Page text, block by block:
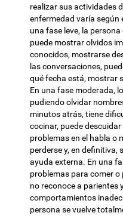
realizar sus actividades
enfermedad varía según
una fase leve, la
puede mostrar olvidos
conocidos, mostrarse
las conversaciones,
qué fecha está, mostrar
En una fase moderada,
pudiendo olvidar
minutos atrás, tiene
cocinar, puede
problemas en el habla o
perderse y, en definitiva,
ayuda externa. En una
problemas para comer
no reconoce a parientes
comportamientos
persona se vuelve